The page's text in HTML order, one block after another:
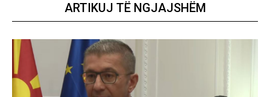
ARTIKUJ TË NGJAJSHËM